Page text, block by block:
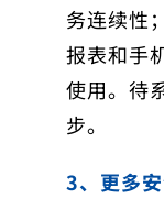
务连续性
报表和手
使用。待
步。
3、更多